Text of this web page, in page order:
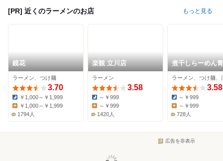
[PR] 近くのラーメンのお店 もっと見る
鏡花
ラーメン、つけ麺
3.70
Dinner:
￥1,000～￥1,999
￥1,000～￥1,999
1794人
楽観 立川店
ラーメン
3.58
Dinner:
～￥999
～￥999
1420人
煮干しらーめん
3.58
Dinner:
～￥999
～￥999
728人
広告を非表示